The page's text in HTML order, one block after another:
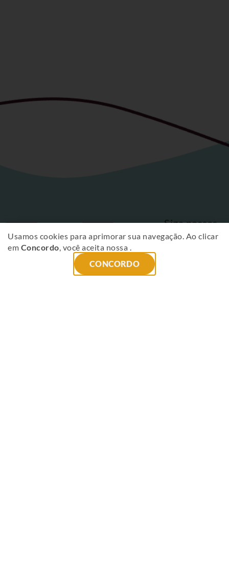
Fique
Siga nossas
redes sociais
CONCORDO
Usamos cookies para aprimorar sua navegação. Ao clicar
em Concordo, você aceita nossa .